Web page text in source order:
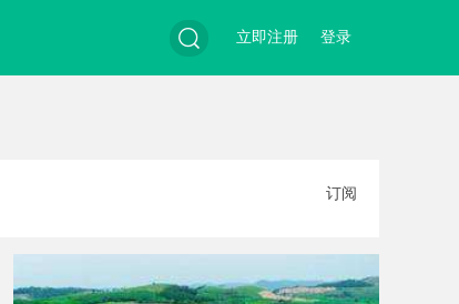
登录
立即注册
订阅